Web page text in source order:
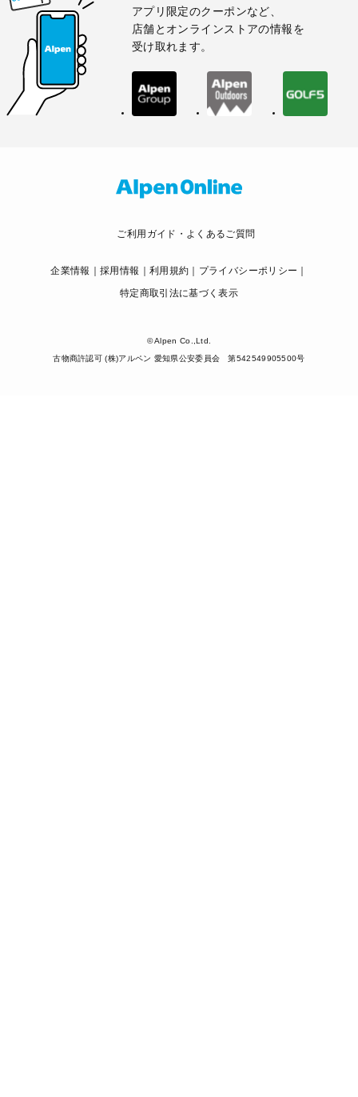
アプリ限定のクーポンなど、
店舗とオンラインストアの情報を
受け取れます。
ご利用ガイド・よくあるご質問
企業情報 採用情報 利用規約
プライバシーポリシー
特定商取引法に基づく表示
© Alpen Co.,Ltd.
古物商許認可 (株)アルペン 愛知県公安委員会 第542549905500号